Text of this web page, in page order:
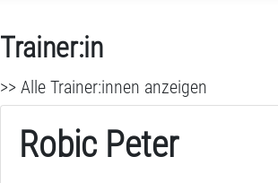
Trainer:in
>> Alle Trainer:innen anzeigen
Robic Peter